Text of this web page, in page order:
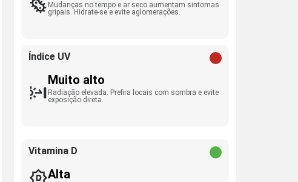
Mudanças no tempo e ar seco aumentam sintomas
gripais. Hidrate-se e evite aglomerações.
Índice UV
Muito alto
Radiação elevada. Prefira locais com sombra e evite
exposição direta.
Vitamina D
Alta